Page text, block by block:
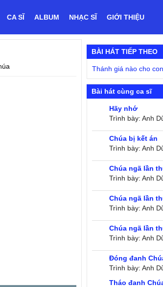
CA SĨ ALBUM NHẠC SĨ GIỚI THIỆU
BÀI HÁT TIẾP THEO
Thánh giá nào cho
Bài hát cùng ca sĩ
Hãy nhớ
Trình bày: Anh
Chúa bị kết án
Trình bày: Anh
Chúa ngã lần
Trình bày: Anh
Chúa ngã lần
Trình bày: Anh
Chúa ngã lần
Trình bày: Anh
Đóng đanh
Trình bày: Anh
Tháo đanh